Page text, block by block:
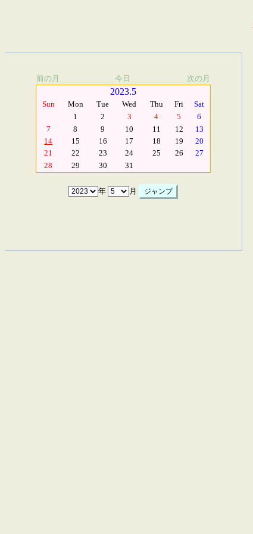
前の月 今日 次の月
2023.5
Sun Mon Tue Wed Thu Fri
Sat
1
2 3 4 5
6
7
8 9 10 11 12
13
14
15 16 17 18 19
20
21
22 23 24 25 26
27
28
29 30 31
年 月